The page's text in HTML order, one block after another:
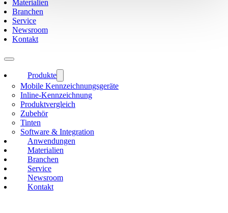
Materialien
Branchen
Service
Newsroom
Kontakt
Produkte
Mobile Kennzeichnungsgeräte
Inline-Kennzeichnung
Produktvergleich
Zubehör
Tinten
Software & Integration
Anwendungen
Materialien
Branchen
Service
Newsroom
Kontakt